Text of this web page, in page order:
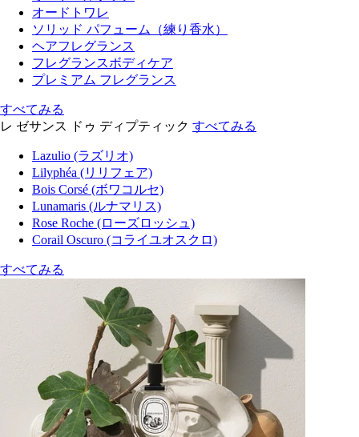
オードトワレ
ソリッド パフューム（練り香水）
ヘアフレグランス
フレグランスボディケア
プレミアム フレグランス
すべてみる
レ ゼサンス ドゥ ディプティック すべてみる
Lazulio (ラズリオ)
Lilyphéa (リリフェア)
Bois Corsé (ボワコルセ)
Lunamaris (ルナマリス)
Rose Roche (ローズロッシュ)
Corail Oscuro (コライユオスクロ)
すべてみる